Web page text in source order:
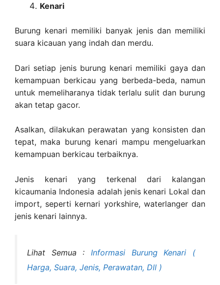
Kenari
Burung kenari memiliki banyak jenis dan memiliki
suara kicauan yang indah dan merdu.
Dari setiap jenis burung kenari memiliki gaya dan
kemampuan berkicau yang berbeda-beda, namun
untuk memeliharanya tidak terlalu sulit dan burung
akan tetap gacor.
Asalkan, dilakukan perawatan yang konsisten dan
tepat, maka burung kenari mampu mengeluarkan
kemampuan berkicau terbaiknya.
Jenis kenari yang terkenal dari kalangan
kicaumania Indonesia adalah jenis kenari Lokal dan
import, seperti kernari yorkshire, waterlanger dan
jenis kenari lainnya.
Lihat Semua : Informasi Burung Kenari (
Harga, Suara, Jenis, Perawatan, Dll )